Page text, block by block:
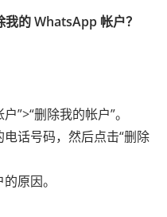
的 WhatsApp 帐户？
”>“删除我的帐户”。
话号码，然后点击“删除
原因。